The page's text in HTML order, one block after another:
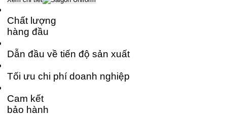
Chất lượng
hàng đầu
Dẫn đầu về tiến độ sản xuất
Tối ưu chi phí doanh nghiệp
Cam kết
bảo hành